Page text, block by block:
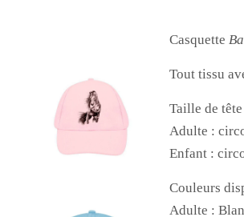
Casquette
Tout tissu
Taille de
Adulte :
Enfant :
Couleurs
Adulte :